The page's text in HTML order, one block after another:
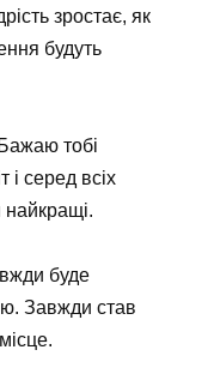
зростає, як
будуть
тобі
і серед всіх
буде
Завжди став